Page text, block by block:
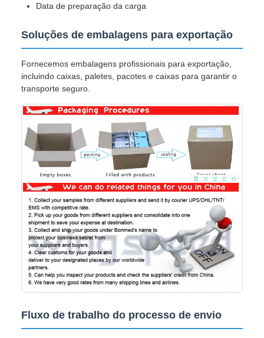
Data de preparação da carga
Soluções de embalagens para exportação
Fornecemos embalagens profissionais para exportação,
incluindo caixas, paletes, pacotes e caixas para garantir o
transporte seguro.
Fluxo de trabalho do processo de envio